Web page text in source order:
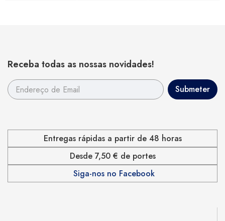
Receba todas as nossas novidades!
Entregas rápidas a partir de 48 horas
Desde 7,50 € de portes
Siga-nos no Facebook